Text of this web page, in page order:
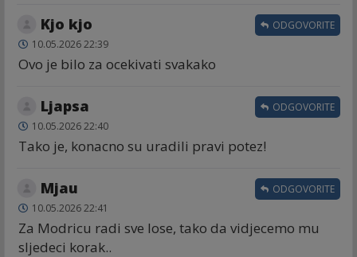
Kjo kjo
10.05.2026 22:39
Ovo je bilo za ocekivati svakako
ODGOVORITE
Ljapsa
10.05.2026 22:40
Tako je, konacno su uradili pravi potez!
ODGOVORITE
Mjau
10.05.2026 22:41
Za Modricu radi sve lose, tako da vidjecemo mu
sljedeci korak..
ODGOVORITE